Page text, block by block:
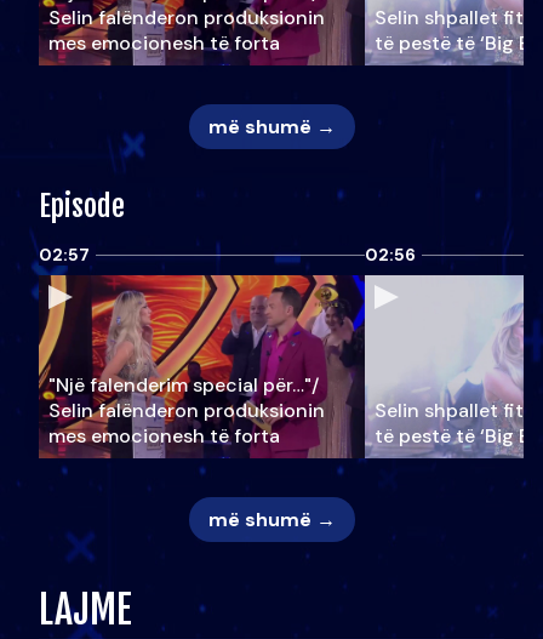
Selin falënderon produksionin
mes emocionesh të forta
Selin shpallet
të pestë të ‘Big
më shumë →
Episode
02:57
"Një falenderim special për…"/
Selin falënderon produksionin
mes emocionesh të forta
02:56
Selin shpallet
të pestë të ‘Big
më shumë →
LAJME